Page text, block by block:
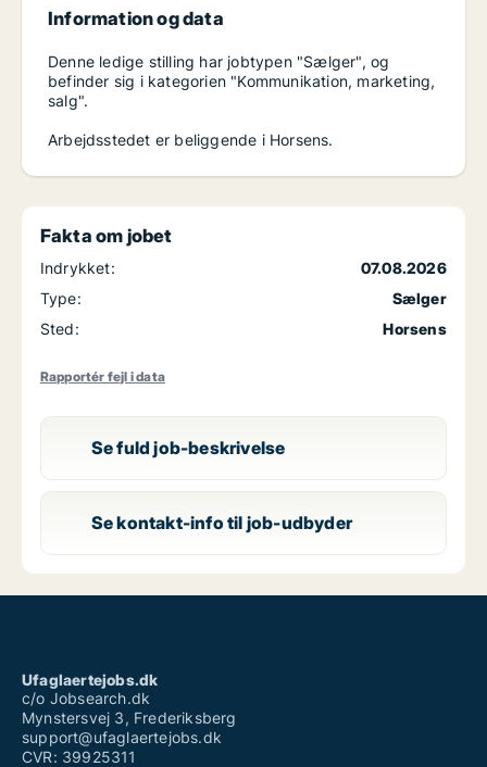
Information og data
Denne ledige stilling har jobtypen "Sælger", og
befinder sig i kategorien "Kommunikation, marketing,
salg".
Arbejdsstedet er beliggende i Horsens.
Fakta om jobet
Indrykket:
07.08.2026
Type:
Sælger
Sted:
Horsens
Rapportér fejl i data
Se fuld job-beskrivelse
Se kontakt-info til job-udbyder
Ufaglaertejobs.dk
c/o Jobsearch.dk
Mynstersvej 3, Frederiksberg
support@ufaglaertejobs.dk
CVR: 39925311